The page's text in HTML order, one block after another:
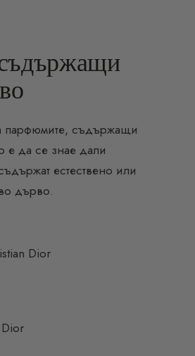
парфюмите, съдържащи
е да се знае дали
естествено или
дърво.
Dior